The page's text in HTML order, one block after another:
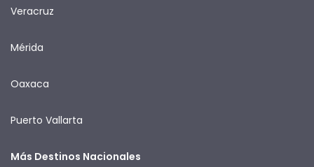
Veracruz
Mérida
Oaxaca
Puerto Vallarta
Más Destinos Nacionales